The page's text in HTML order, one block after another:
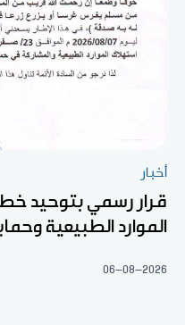
أخبار
قرار رسمي بتوحيد
الموارد الطبيعية
06-08-2026